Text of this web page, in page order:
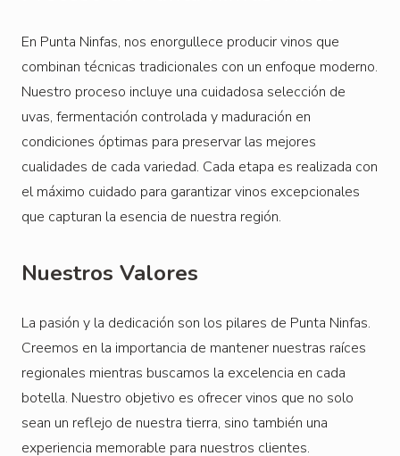
En Punta Ninfas, nos enorgullece producir vinos que
combinan técnicas tradicionales con un enfoque moderno.
Nuestro proceso incluye una cuidadosa selección de
uvas, fermentación controlada y maduración en
condiciones óptimas para preservar las mejores
cualidades de cada variedad. Cada etapa es realizada con
el máximo cuidado para garantizar vinos excepcionales
que capturan la esencia de nuestra región.
Nuestros Valores
La pasión y la dedicación son los pilares de Punta Ninfas.
Creemos en la importancia de mantener nuestras raíces
regionales mientras buscamos la excelencia en cada
botella. Nuestro objetivo es ofrecer vinos que no solo
sean un reflejo de nuestra tierra, sino también una
experiencia memorable para nuestros clientes.